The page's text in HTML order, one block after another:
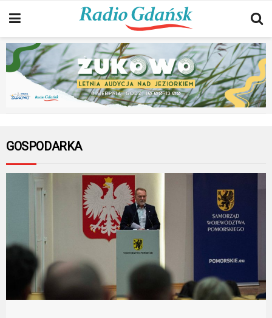
GOSPODARKA